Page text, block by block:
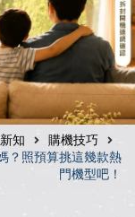
知
購機技巧
？照預算挑這幾款熱
門機型吧！